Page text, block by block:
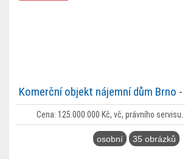
Komerční objekt nájemní dům Brno
Cena: 125.000.000 Kč, vč, právního servisu.
osobní 35 obrázků